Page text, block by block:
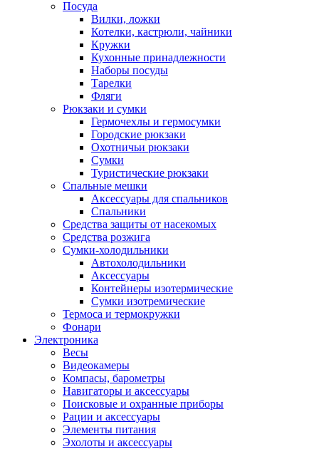
Посуда
Вилки, ложки
Котелки, кастрюли, чайники
Кружки
Кухонные принадлежности
Наборы посуды
Тарелки
Фляги
Рюкзаки и сумки
Гермочехлы и гермосумки
Городские рюкзаки
Охотничьи рюкзаки
Сумки
Туристические рюкзаки
Спальные мешки
Аксессуары для спальников
Спальники
Средства защиты от насекомых
Средства розжига
Сумки-холодильники
Автохолодильники
Аксессуары
Контейнеры изотермические
Сумки изотремические
Термоса и термокружки
Фонари
Электроника
Весы
Видеокамеры
Компасы, барометры
Навигаторы и аксессуары
Поисковые и охранные приборы
Рации и аксессуары
Элементы питания
Эхолоты и аксессуары